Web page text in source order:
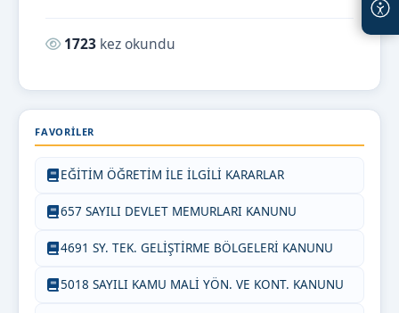
Okunma sayısı:
1723 kez okundu
FAVORILER
EĞİTİM ÖĞRETİM İLE İLGİLİ KARARLAR
657 SAYILI DEVLET MEMURLARI KANUNU
4691 SY. TEK. GELİŞTİRME BÖLGELERİ KANUNU
5018 SAYILI KAMU MALİ YÖN. VE KONT. KANUNU